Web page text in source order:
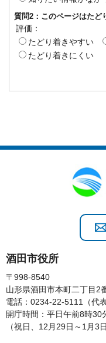
質問2：このページはたど
評価：
たどり着きやすい
たどり着きにくい
酒田市役所
〒998-8540
山形県酒田市本町二丁目2
電話：0234-22-5111（代表
開庁時間：平日午前8時30
（祝日、12月29日～1月3